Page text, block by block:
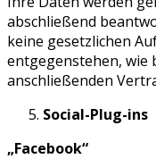
abschließend
keine gesetzlichen
entgegenstehen, wie
anschließenden
Social-Plug-ins
„Facebook“